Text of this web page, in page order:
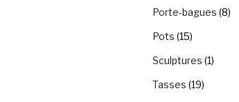
Porte-bagues (8)
Pots (15)
Sculptures (1)
Tasses (19)